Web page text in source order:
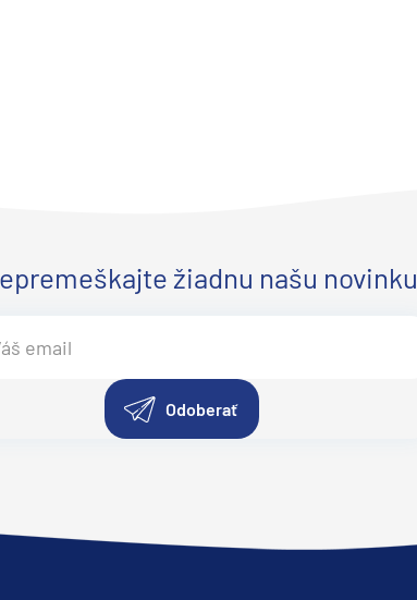
žiadnu našu novinku
Odoberať